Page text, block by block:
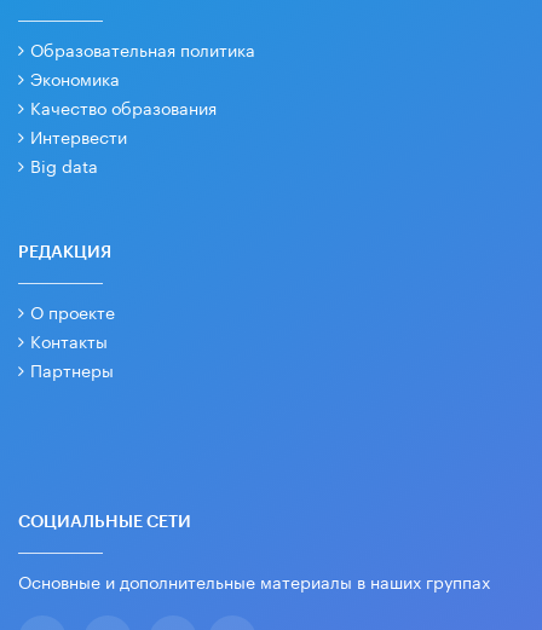
Образовательная политика
Экономика
Качество образования
Интервести
Big data
РЕДАКЦИЯ
О проекте
Контакты
Партнеры
СОЦИАЛЬНЫЕ СЕТИ
Основные и дополнительные материалы в наших группах